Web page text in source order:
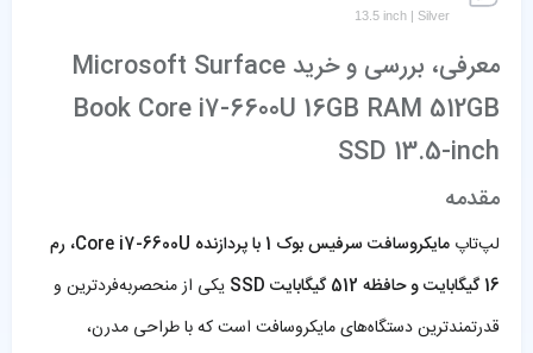
13.5 inch | Silver
معرفی، بررسی و خرید Microsoft Surface
Book Core i7-6600U 16GB RAM 512GB
SSD 13.5-inch
مقدمه
لپ‌تاپ
مایکروسافت سرفیس بوک 1 با پردازنده Core i7-6600U، رم
16 گیگابایت و حافظه 512 گیگابایت SSD
یکی از منحصربه‌فردترین و
قدرتمندترین دستگاه‌های مایکروسافت است که با طراحی مدرن،